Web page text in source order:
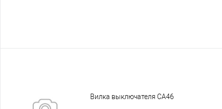
Вилка выключателя CA46